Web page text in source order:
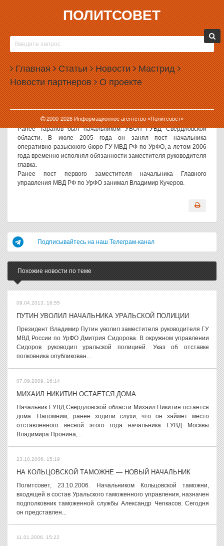
ПОЛИТСОВЕТ
Главная Статьи Новости Мастрид
Новости партнеров О проекте
2000-2026Информационное агентство «Политсовет»
10.11.2006, 09:50
НОВЫЙ БОРЕЦ С ОРГПРЕСТУПНОСТЬЮ
Политсовет, 10.11.2006. Президент РФ Владимир Путин
назначил полковника милиции Андрея Таранова первым
заместителем начальника Главного управления Министерства
внутренних дел Российской Федерации по Уральскому
федеральному округу — начальником оперативно-разыскного
бюро. Об этом сообщает пресс-служба Администрации
Президента РФ.
Ранее Таранов был начальником УБОП ГУВД Свердловской
области. В июле 2005 года он занял пост начальника
оперативно-разыскного бюро ГУ МВД РФ по УрФО, а летом 2006
года временно исполнял обязанности заместителя руководителя
главка.
Ранее пост первого заместителя начальника Главного
управления МВД РФ по УрФО занимал Владимир Кучеров.
Подписывайтесь на наш Телеграм-канал
Похожие новости по теме
09.04.2013, 16:55
ПУТИН УВОЛИЛ НАЧАЛЬНИКА УРАЛЬСКОЙ ПОЛИЦИИ
Президент Владимир Путин уволил заместителя руководителя ГУ
МВД России по УрФО Дмитрия Сидорова. В окружном управлении
Сидоров руководил уральской полицией. Указ об отставке
полковника опубликован...
07.09.2009, 16:14
МИХАИЛ НИКИТИН ОСТАЕТСЯ ДОМА
Начальник ГУВД Свердловской области Михаил Никитин остается
дома. Напомним, ранее ходили слухи, что он займет место
отставленного весной этого года начальника ГУВД Москвы
Владимира Пронина,...
23.10.2006, 15:19
НА КОЛЬЦОВСКОЙ ТАМОЖНЕ — НОВЫЙ НАЧАЛЬНИК
Политсовет, 23.10.2006. Начальником Кольцовской таможни,
входящей в состав Уральского таможенного управления, назначен
подполковник таможенной службы Александр Чепкасов. Сегодня
он представлен...
11.01.2006, 15:22